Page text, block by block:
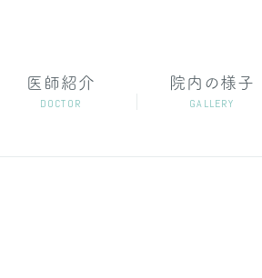
医師紹介
DOCTOR
院内の様子
GALLERY